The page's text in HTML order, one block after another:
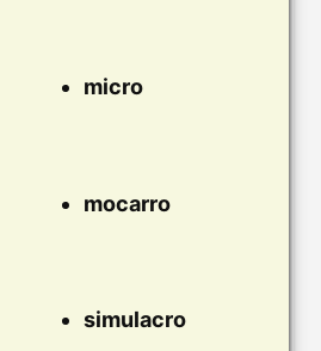
micro
mocarro
simulacro